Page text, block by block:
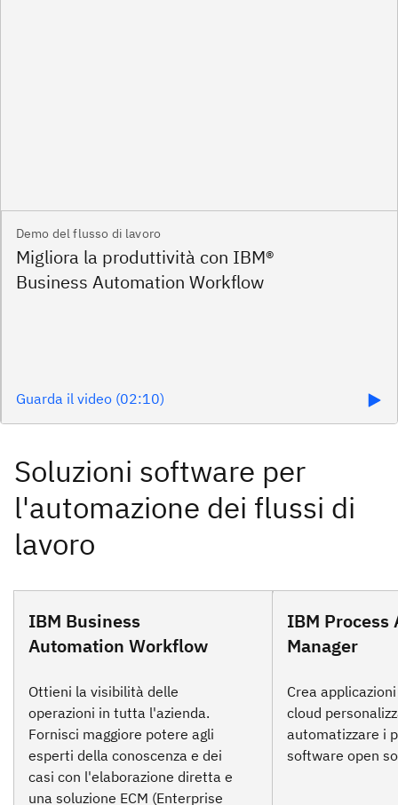
Demo del flusso di lavoro
Guarda il video (02:10)
IBM Business
Automation Workflow
Ottieni la visibilità delle
operazioni in tutta l'azienda.
Fornisci maggiore potere agli
esperti della conoscenza e dei
casi con l'elaborazione diretta e
una soluzione ECM (Enterprise
IBM
Manager
Crea
cloud
automatizzare i
software open